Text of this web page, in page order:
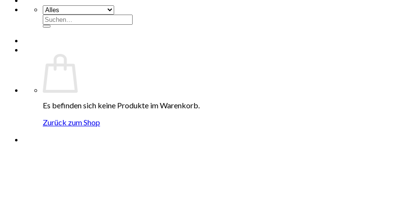
Suchen
nach:
Es befinden sich keine Produkte im Warenkorb.
Zurück zum Shop